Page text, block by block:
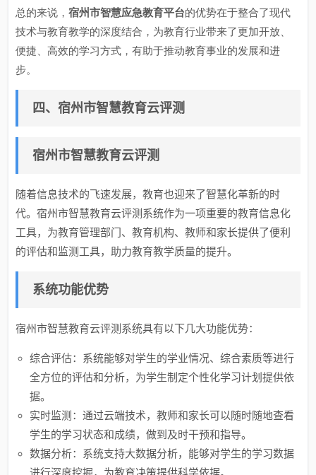
总的来说，宿州市智慧应急教育平台的优势在于整合了现代
技术与教育教学的深度结合，为教育行业带来了更加开放、
便捷、高效的学习方式，有助于推动教育事业的发展和进
步。
四、宿州市智慧教育云评测
宿州市智慧教育云评测
随着信息技术的飞速发展，教育也迎来了智慧化革新的时
代。宿州市智慧教育云评测系统作为一项重要的教育信息化
工具，为教育管理部门、教育机构、教师和家长提供了便利
的评估和监测工具，助力教育教学质量的提升。
系统功能优势
宿州市智慧教育云评测系统具有以下几大功能优势：
综合评估：系统能够对学生的学业情况、综合素质等进行
全方位的评估和分析，为学生制定个性化学习计划提供依
据。
实时监测：通过云端技术，教师和家长可以随时随地查看
学生的学习状态和成绩，做到及时干预和指导。
数据分析：系统支持大数据分析，能够对学生的学习数据
进行深度挖掘，为教育决策提供科学依据。